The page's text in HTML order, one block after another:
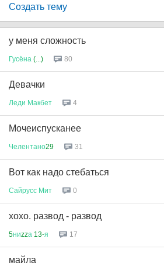
Создать тему
у меня сложность
Гусёна (...) 80
Девачки
Леди Макбет 4
Мочеиспусканее
Челентано29 31
Вот как надо стебаться
Сайрусс Мит 0
хохо. развод - развод
5ниzzа 13-я 17
майла